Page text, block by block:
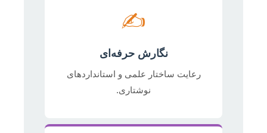
✍️
نگارش حرفه‌ای
رعایت ساختار علمی و استانداردهای
نوشتاری.